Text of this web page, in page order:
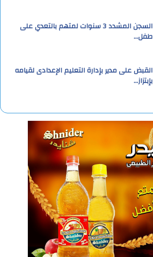
السجن المشدد 3 سنوات لمتهم بالتعدي على
طفل…
القبض على مدير بإدارة التعليم الإعدادى لقيامه
بإبتزاز…